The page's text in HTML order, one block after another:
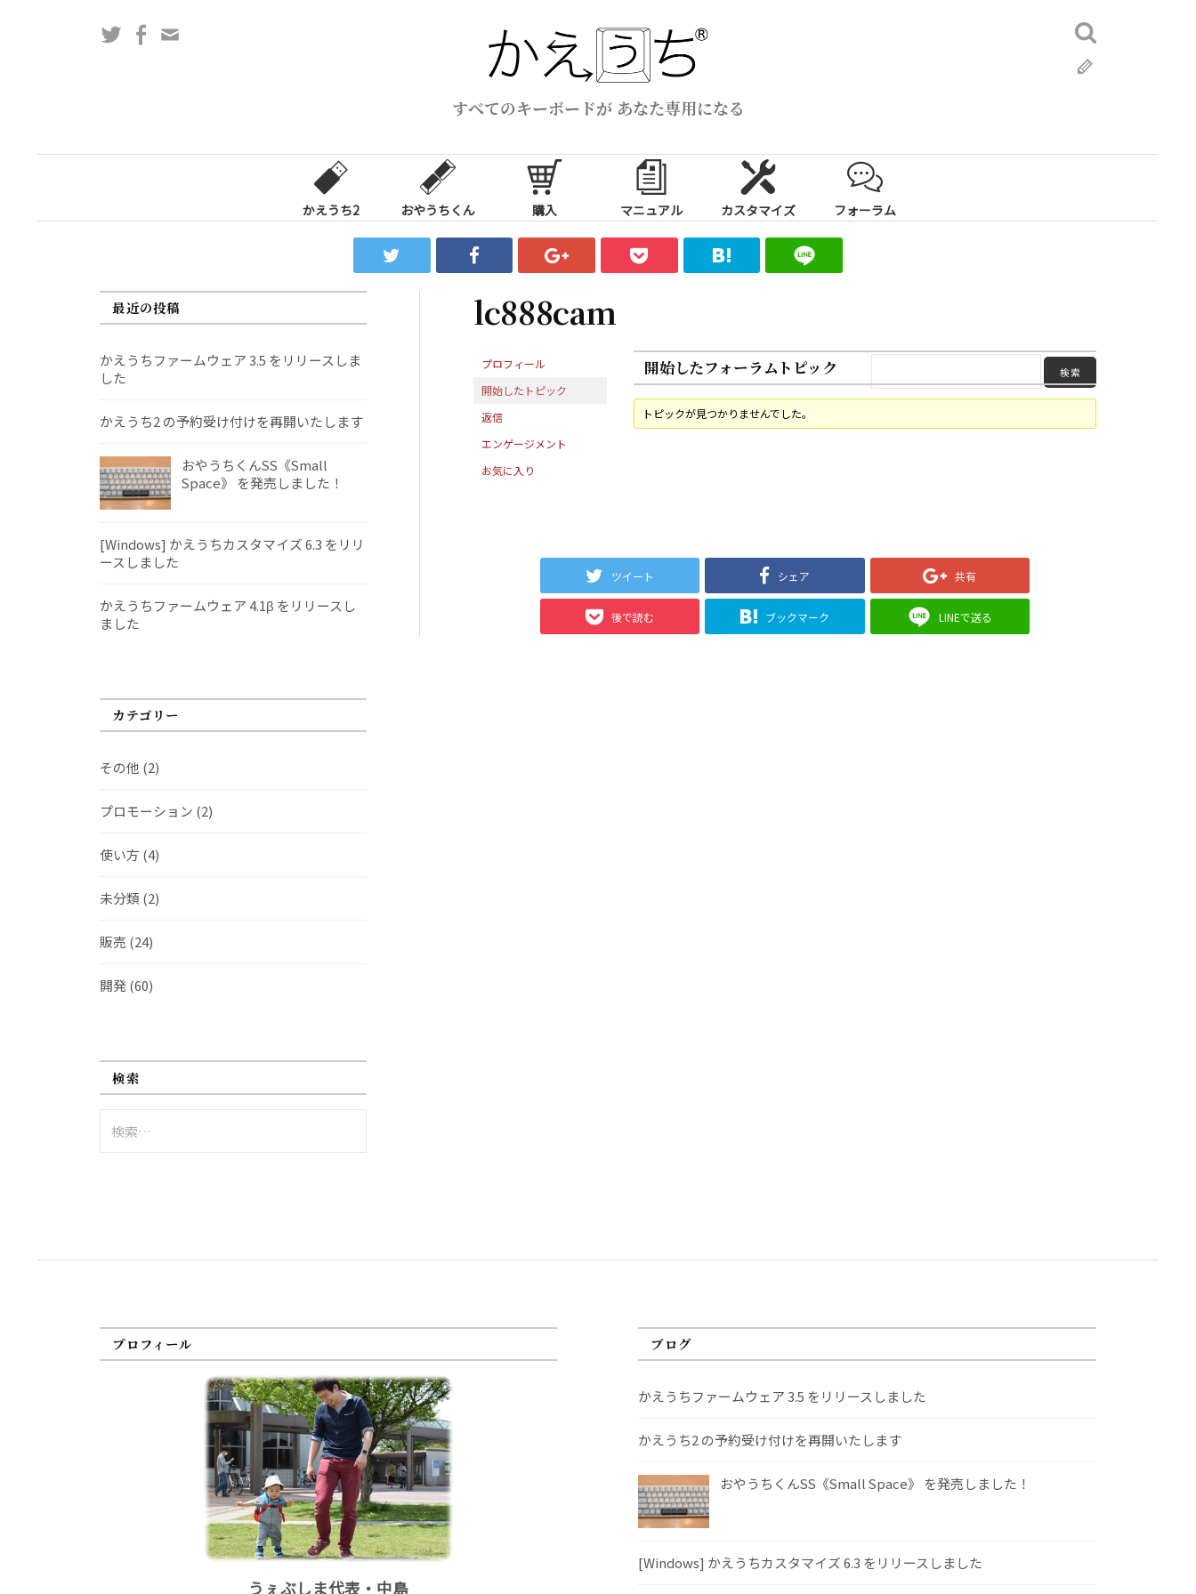
ス
すべてのキーボードが あなた専用になる
TwitterFacebook
検
索:
かえうち2 おやうちくん 購入 マニュアル カスタマイズ フォーラム
lc888cam
プロフィール
開始したトピック
返信
エンゲージメント
お気に入り
開始したフォーラムトピック
トピックが見つかりませんでした。
ツイート シェア 共有
後で読む ブックマーク LINEで送る
最近の投稿
かえうちファームウェア 3.5 をリリースしま
した
かえうち2 の予約受け付けを再開いたします
おやうちくんSS《Small
Space》 を発売しました！
[Windows] かえうちカスタマイズ 6.3 をリリ
ースしました
かえうちファームウェア 4.1β をリリースし
ました
カテゴリー
その他 (2)
プロモーション (2)
使い方 (4)
未分類 (2)
販売 (24)
開発(60)
検索
索:
プロフィール
うぇぶしま代表・中島
ブログ
かえうちファームウェア 3.5 をリリースしました
かえうち2 の予約受け付けを再開いたします
おやうちくんSS《Small Space》 を発売しました！
[Windows] かえうちカスタマイズ 6.3 をリリースしました